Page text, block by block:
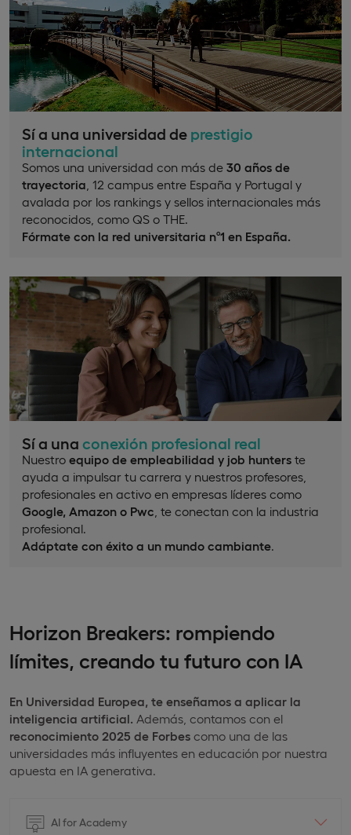
Sí a una universidad de prestigio
internacional
Somos una universidad con más de 30 años de
trayectoria , 12 campus entre España y Portugal y
avalada por los rankings y sellos internacionales más
reconocidos, como QS o THE.
Fórmate con la red universitaria nº1 en España.
Sí a una conexión profesional real
Nuestro equipo de empleabilidad y job hunters te
ayuda a impulsar tu carrera y nuestros profesores,
profesionales en activo en empresas líderes como
Google, Amazon o Pwc , te conectan con la industria
profesional.
Adáptate con éxito a un mundo cambiante
Horizon Breakers: rompiendo
límites, creando tu futuro con IA
En Universidad Europea, te enseñamos a aplicar la
inteligencia artificial. Además, contamos con el
reconocimiento 2025 de Forbes como una de las
universidades más influyentes en educación por nuestra
apuesta en IA generativa.
AI for Academy